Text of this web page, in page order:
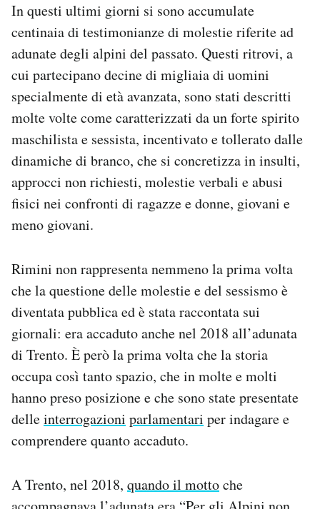
In questi ultimi giorni si sono accumulate
centinaia di testimonianze di molestie riferite ad
adunate degli alpini del passato. Questi ritrovi, a
cui partecipano decine di migliaia di uomini
specialmente di età avanzata, sono stati descritti
molte volte come caratterizzati da un forte spirito
maschilista e sessista, incentivato e tollerato dalle
dinamiche di branco, che si concretizza in insulti,
approcci non richiesti, molestie verbali e abusi
fisici nei confronti di ragazze e donne, giovani e
meno giovani.
Rimini non rappresenta nemmeno la prima volta
che la questione delle molestie e del sessismo è
diventata pubblica ed è stata raccontata sui
giornali: era accaduto anche nel 2018 all’adunata
di Trento. È però la prima volta che la storia
occupa così tanto spazio, che in molte e molti
hanno preso posizione e che sono state presentate
delleinterrogazioni parlamentari per indagare e
comprendere quanto accaduto.
A Trento, nel 2018, quando il mottoche